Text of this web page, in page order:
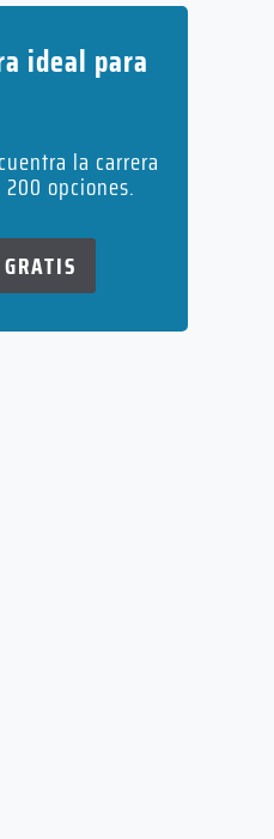
ideal para
la carrera
opciones.